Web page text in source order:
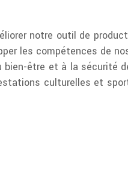
notre outil de
les compétences de
être et à la sécurité
culturelles et